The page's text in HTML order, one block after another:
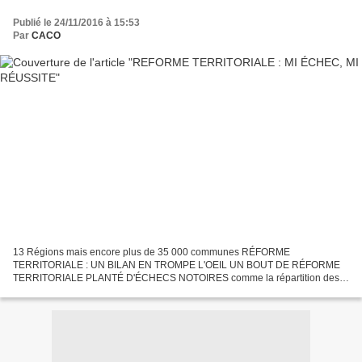
Publié le 24/11/2016 à 15:53
Par CACO
13 Régions mais encore plus de 35 000 communes RÉFORME
TERRITORIALE : UN BILAN EN TROMPE L'OEIL UN BOUT DE RÉFORME
TERRITORIALE PLANTÉ D'ÉCHECS NOTOIRES comme la répartition des
départements,...